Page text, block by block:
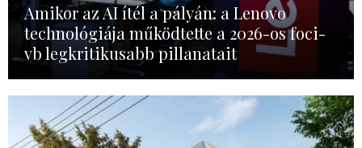
Amikor az AI ítél a pályán: a Lenovo
technológiája működtette a 2026-os foci-
vb legkritikusabb pillanatait